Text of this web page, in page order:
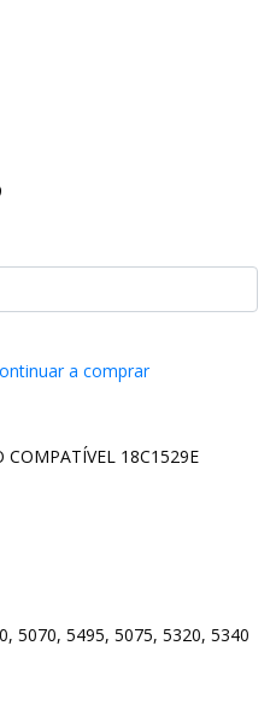
a comprar
18C1529E
5070, 5495, 5075, 5320, 5340